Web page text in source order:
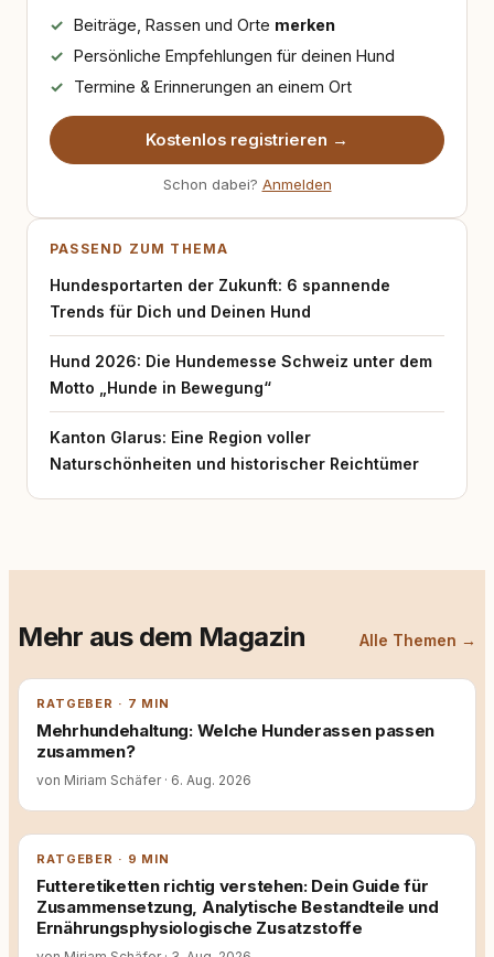
Beiträge, Rassen und Orte merken
Persönliche Empfehlungen für deinen Hund
Termine & Erinnerungen an einem Ort
Kostenlos registrieren →
Schon dabei? Anmelden
PASSEND ZUM THEMA
Hundesportarten der Zukunft: 6 spannende
Trends für Dich und Deinen Hund
Hund 2026: Die Hundemesse Schweiz unter dem
Motto „Hunde in Bewegung“
Kanton Glarus: Eine Region voller
Naturschönheiten und historischer Reichtümer
Mehr aus dem Magazin Alle Themen →
RATGEBER · 7 MIN
Mehrhundehaltung: Welche Hunderassen passen
zusammen?
von Miriam Schäfer · 6. Aug. 2026
RATGEBER · 9 MIN
Futteretiketten richtig verstehen: Dein Guide für
Zusammensetzung, Analytische Bestandteile und
Ernährungsphysiologische Zusatzstoffe